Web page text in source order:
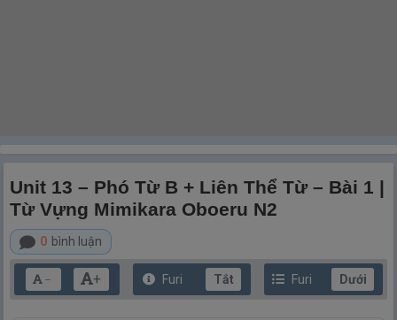
Unit 13 – Phó Từ B + Liên Thể Từ – Bài 1 |
Từ Vựng Mimikara Oboeru N2
0 bình luận
－ + Furi Tắt Furi Dưới